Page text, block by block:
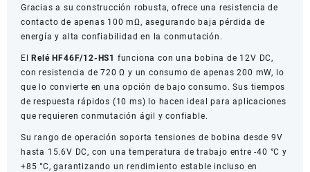
Gracias a su construcción robusta, ofrece una resistencia de
contacto de apenas 100 mΩ, asegurando baja pérdida de
energía y alta confiabilidad en la conmutación.
ElRelé HF46F/12-HS1 funciona con una bobina de 12V DC,
con resistencia de 720 Ω y un consumo de apenas 200 mW, lo
que lo convierte en una opción de bajo consumo. Sus tiempos
de respuesta rápidos (10 ms) lo hacen ideal para aplicaciones
que requieren conmutación ágil y confiable.
Su rango de operación soporta tensiones de bobina desde 9V
hasta 15.6V DC, con una temperatura de trabajo entre -40 °C y
+85 °C, garantizando un rendimiento estable incluso en